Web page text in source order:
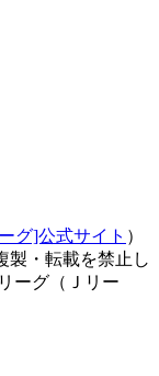
グ]公式サイト ）
製・転載を禁止し
ーグ（Ｊリー